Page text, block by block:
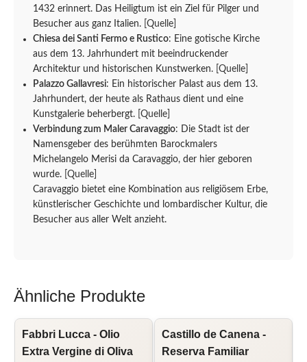
1432 erinnert. Das Heiligtum ist ein Ziel für Pilger und
Besucher aus ganz Italien. [Quelle]
Chiesa dei Santi Fermo e Rustico: Eine gotische Kirche
aus dem 13. Jahrhundert mit beeindruckender
Architektur und historischen Kunstwerken. [Quelle]
Palazzo Gallavresi: Ein historischer Palast aus dem 13.
Jahrhundert, der heute als Rathaus dient und eine
Kunstgalerie beherbergt. [Quelle]
Verbindung zum Maler Caravaggio: Die Stadt ist der
Namensgeber des berühmten Barockmalers
Michelangelo Merisi da Caravaggio, der hier geboren
wurde. [Quelle]
Caravaggio bietet eine Kombination aus religiösem Erbe,
künstlerischer Geschichte und lombardischer Kultur, die
Besucher aus aller Welt anzieht.
Ähnliche Produkte
Fabbri Lucca - Olio
Extra Vergine di Oliva
Castillo de Canena -
Reserva Familiar